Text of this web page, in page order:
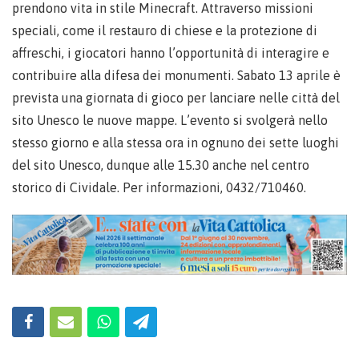
prendono vita in stile Minecraft. Attraverso missioni
speciali, come il restauro di chiese e la protezione di
affreschi, i giocatori hanno l’opportunità di interagire e
contribuire alla difesa dei monumenti. Sabato 13 aprile è
prevista una giornata di gioco per lanciare nelle città del
sito Unesco le nuove mappe. L’evento si svolgerà nello
stesso giorno e alla stessa ora in ognuno dei sette luoghi
del sito Unesco, dunque alle 15.30 anche nel centro
storico di Cividale. Per informazioni, 0432/710460.